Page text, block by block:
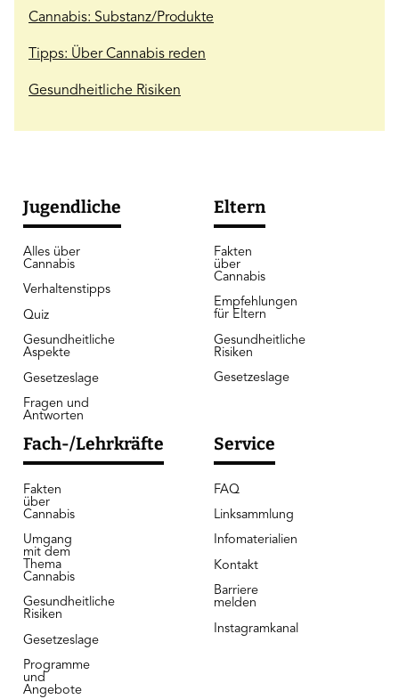
Cannabis: Substanz/Produkte
Tipps: Über Cannabis reden
Gesundheitliche Risiken
Jugendliche
Alles über
Cannabis
Verhaltenstipps
Quiz
Gesundheitliche
Aspekte
Gesetzeslage
Fragen und
Antworten
Eltern
Fakten
über
Cannabis
Empfehlungen
für Eltern
Gesundheitliche
Risiken
Gesetzeslage
Fach-/Lehrkräfte
Fakten
über
Cannabis
Umgang
mit dem
Thema
Cannabis
Gesundheitliche
Risiken
Gesetzeslage
Programme
und
Angebote
Service
FAQ
Linksammlung
Infomaterialien
Kontakt
Barriere
melden
Instagramkanal